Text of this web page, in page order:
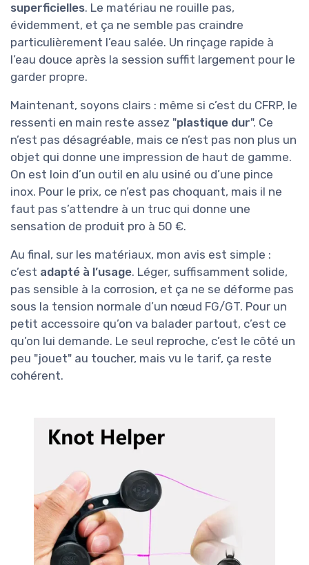
superficielles. Le matériau ne rouille pas,
évidemment, et ça ne semble pas craindre
particulièrement l’eau salée. Un rinçage rapide à
l’eau douce après la session suffit largement pour le
garder propre.
Maintenant, soyons clairs : même si c’est du CFRP, le
ressenti en main reste assez "plastique dur". Ce
n’est pas désagréable, mais ce n’est pas non plus un
objet qui donne une impression de haut de gamme.
On est loin d’un outil en alu usiné ou d’une pince
inox. Pour le prix, ce n’est pas choquant, mais il ne
faut pas s’attendre à un truc qui donne une
sensation de produit pro à 50 €.
Au final, sur les matériaux, mon avis est simple :
c’est adapté à l’usage. Léger, suffisamment solide,
pas sensible à la corrosion, et ça ne se déforme pas
sous la tension normale d’un nœud FG/GT. Pour un
petit accessoire qu’on va balader partout, c’est ce
qu’on lui demande. Le seul reproche, c’est le côté un
peu "jouet" au toucher, mais vu le tarif, ça reste
cohérent.